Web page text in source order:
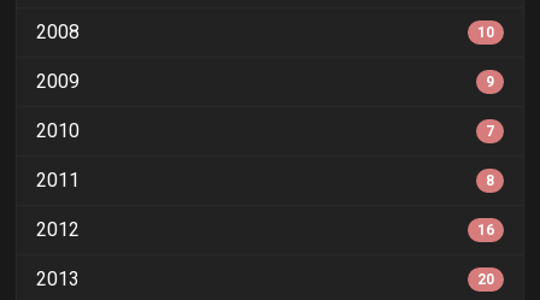
2008 10
2009 9
2010 7
2011 8
2012 16
2013 20